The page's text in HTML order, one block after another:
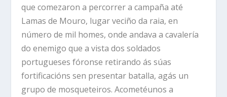
que comezaron a percorrer a campaña até
Lamas de Mouro, lugar veciño da raia, en
número de mil homes, onde andava a cavalería
do enemigo que a vista dos soldados
portugueses fóronse retirando ás súas
fortificacións sen presentar batalla, agás un
grupo de mosqueteiros. Acometéunos a